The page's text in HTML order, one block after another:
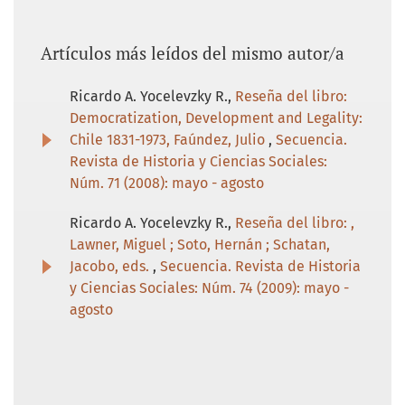
Artículos más leídos del mismo autor/a
Ricardo A. Yocelevzky R., Reseña del libro:
Democratization, Development and Legality:
Chile 1831-1973, Faúndez, Julio , Secuencia.
Revista de Historia y Ciencias Sociales:
Núm. 71 (2008): mayo - agosto
Ricardo A. Yocelevzky R., Reseña del libro: ,
Lawner, Miguel ; Soto, Hernán ; Schatan,
Jacobo, eds. , Secuencia. Revista de Historia
y Ciencias Sociales: Núm. 74 (2009): mayo -
agosto